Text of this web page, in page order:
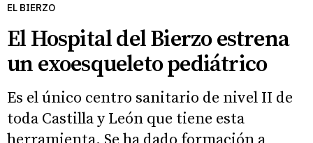
EL BIERZO
El Hospital del Bierzo estrena
un exoesqueleto pediátrico
Es el único centro sanitario de nivel II de
toda Castilla y León que tiene esta